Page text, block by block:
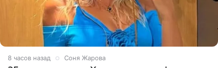
8 часов назад Соня Жарова